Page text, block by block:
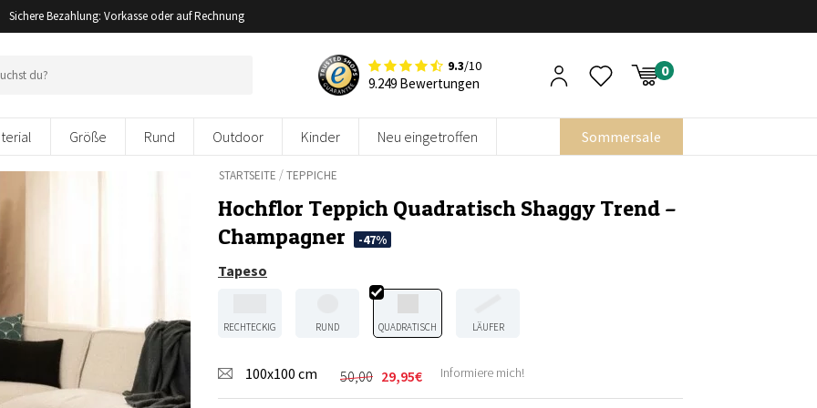
Sichere Bezahlung: Vorkasse oder auf Rechnung
9.3/10
9.249 Bewertungen
Größe Rund Outdoor Kinder Neu eingetroffen Sommersale
STARTSEITE /TEPPICHE
Hochflor Teppich Quadratisch Shaggy Trend –
Champagner
-47%
Tapeso
RECHTECKIG RUND QUADRATISCH LÄUFER
100x100 cm 50,00
Ursprünglicher
Preis
29,95€
Aktueller
Preis
Informiere mich!